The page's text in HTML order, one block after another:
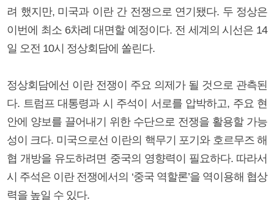
려 했지만, 미국과 이란 간 전쟁으로 연기됐다. 두 정상은
이번에 최소 6차례 대면할 예정이다. 전 세계의 시선은 14
일 오전 10시 정상회담에 쏠린다.
정상회담에선 이란 전쟁이 주요 의제가 될 것으로 관측된
다. 트럼프 대통령과 시 주석이 서로를 압박하고, 주요 현
안에 양보를 끌어내기 위한 수단으로 전쟁을 활용할 가능
성이 크다. 미국으로선 이란의 핵무기 포기와 호르무즈 해
협 개방을 유도하려면 중국의 영향력이 필요하다. 따라서
시 주석은 이란 전쟁에서의 ‘중국 역할론’을 역이용해 협상
력을 높일 수 있다.